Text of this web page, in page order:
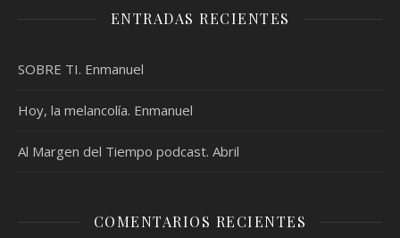
ENTRADAS RECIENTES
SOBRE TI. Enmanuel
Hoy, la melancolía. Enmanuel
Al Margen del Tiempo podcast. Abril
COMENTARIOS RECIENTES